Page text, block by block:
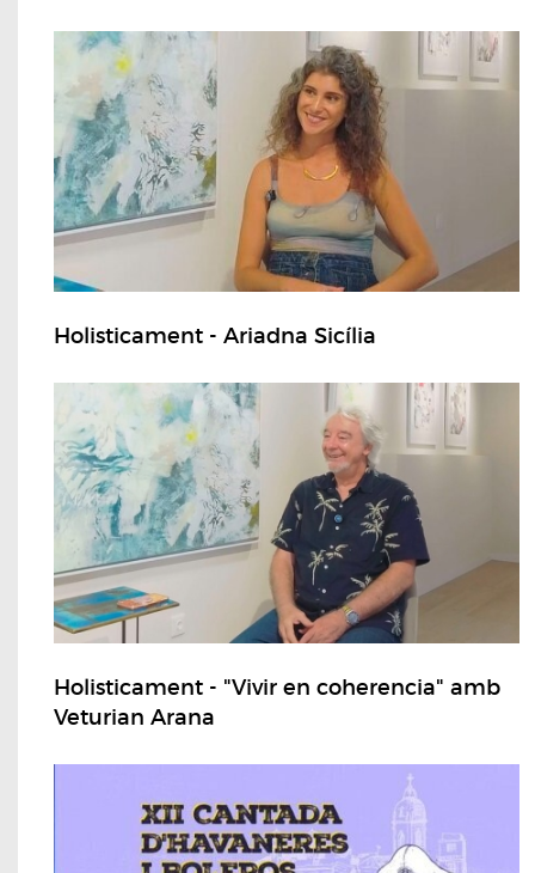
Holisticament - Ariadna Sicília
Holisticament - "Vivir en coherencia" amb
Veturian Arana